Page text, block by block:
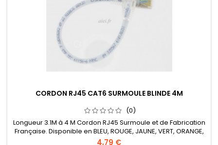
CORDON RJ45 CAT6 SURMOULE BLINDE 4M
(0)
Longueur 3.1M à 4 M Cordon RJ45 Surmoule et de Fabrication
Française. Disponible en BLEU, ROUGE, JAUNE, VERT, ORANGE,
NOIR, VIOLET.
4,79 €